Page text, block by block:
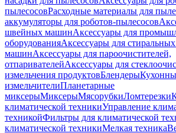
пылесосовРасходные материалы для
аккумуляторы для роботов-пылесосов
швейных машинАксессуары для
оборудованияАксессуары для
машинАксессуары для пароочистителей,
отпаривателейАксессуары для
измельчения продуктовБлендеры
измельчителиПланетарные
миксерыМиксерыМясорубкиЛомтерезки
климатической техникиУправление
техникойФильтры для климатической
климатической техникиМелкая техника